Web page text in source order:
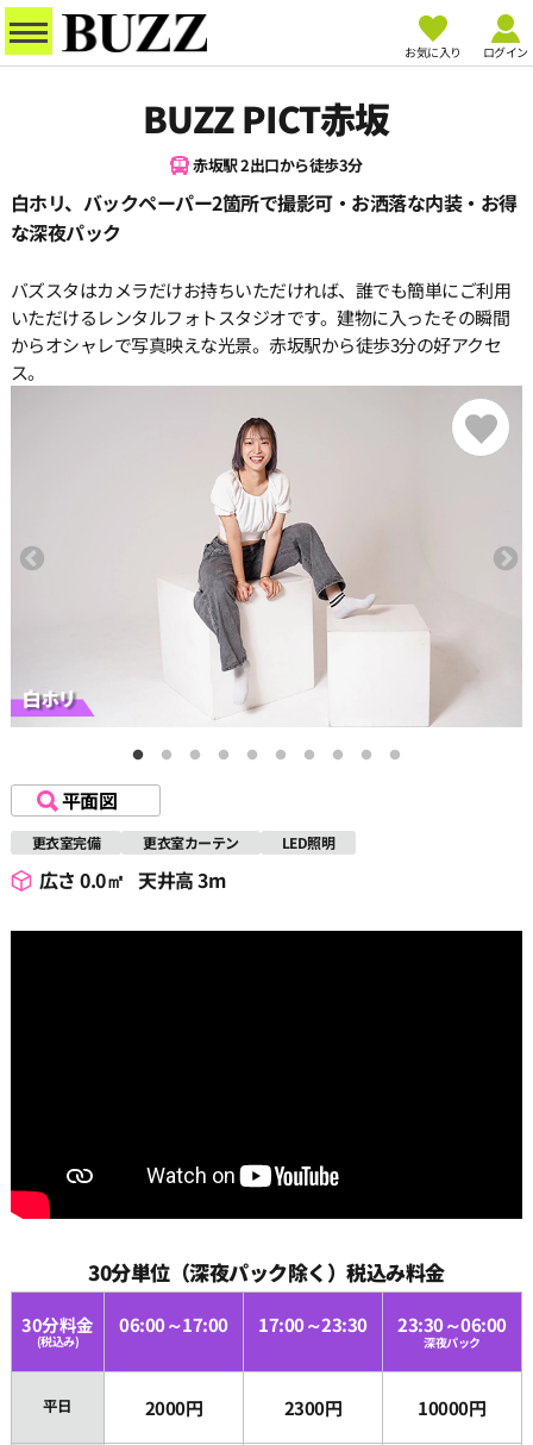
お気に入り ログイン
BUZZ PICT赤坂
赤坂駅 2出口から徒歩3分
白ホリ、バックペーパー2箇所で撮影可・お洒落な内装・お得
な深夜パック
バズスタはカメラだけお持ちいただければ、誰でも簡単にご利用
いただけるレンタルフォトスタジオです。建物に入ったその瞬間
からオシャレで写真映えな光景。赤坂駅から徒歩3分の好アクセ
ス。
平面図
更衣室完備 更衣室カーテン LED照明
広さ 0.0㎡ 天井高 3m
30分単位（深夜パック除く）税込み料金
30分料金
(税込み)
06:00～17:00 17:00～23:30 23:30～06:00
深夜パック
平日 2000円 2300円 10000円